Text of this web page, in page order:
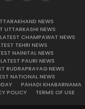
NEWS
UTTARKASHI NEWS
LATEST CHAMPAWAT NEWS
TEHRI NEWS
NAINITAL NEWS
LATEST PAURI NEWS
RUDRAPRAYAG NEWS
NATIONAL NEWS
PAHADI KHABARNAMA
POLICY TERMS OF USE